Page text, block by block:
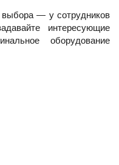
— у сотрудников
интересующие
оборудование